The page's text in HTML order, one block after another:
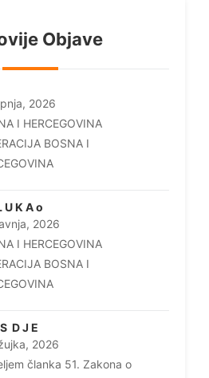
Objave
2026
I HERCEGOVINA
BOSNA I
U K A o
2026
I HERCEGOVINA
BOSNA I
D J E
2026
članka 51. Zakona o